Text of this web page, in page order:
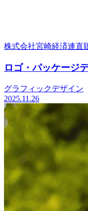
株式会社宮崎経済連
ロゴ・パッケージ
グラフィックデザイン
2025.11.26